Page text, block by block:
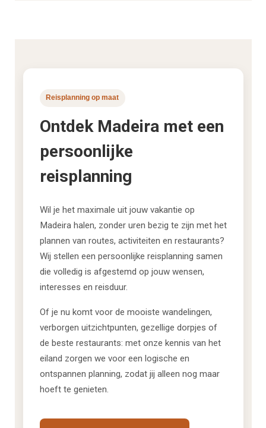
Reisplanning op maat
Ontdek Madeira met een
persoonlijke
reisplanning
Wil je het maximale uit jouw vakantie op
Madeira halen, zonder uren bezig te zijn met het
plannen van routes, activiteiten en restaurants?
Wij stellen een persoonlijke reisplanning samen
die volledig is afgestemd op jouw wensen,
interesses en reisduur.
Of je nu komt voor de mooiste wandelingen,
verborgen uitzichtpunten, gezellige dorpjes of
de beste restaurants: met onze kennis van het
eiland zorgen we voor een logische en
ontspannen planning, zodat jij alleen nog maar
hoeft te genieten.